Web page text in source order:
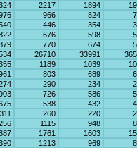
2217 1894
966 824
446 354
676 598
770 674
26710 33991
1189 1039
803 689
290 234
726 586
538 432
311 260 220
1115 948
1761 1603
1213 969